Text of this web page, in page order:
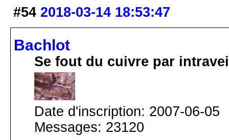
#54 2018-03-14 18:53:47
Bachlot
Se fout du cuivre par
Date d'inscription: 2007-06-05
Messages: 23120